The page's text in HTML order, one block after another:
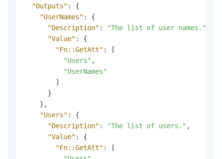
"Outputs" :
{
"UserNames" :
{
"Description" : "The list of user names."
"Value" :
{
"Fn::GetAtt" :
[
"Users" ,
"UserNames"
]
}
} ,
"Users" :
{
"Description" : "The list of users." ,
"Value" :
{
"Fn::GetAtt" :
[